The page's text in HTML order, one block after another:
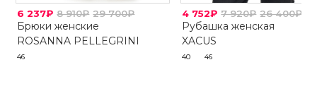
6 237₽ 8 910₽ 29 700₽
Брюки женские
ROSANNA PELLEGRINI
46
4 752₽ 7 920₽ 26 400₽
Рубашка женская
XACUS
40 46